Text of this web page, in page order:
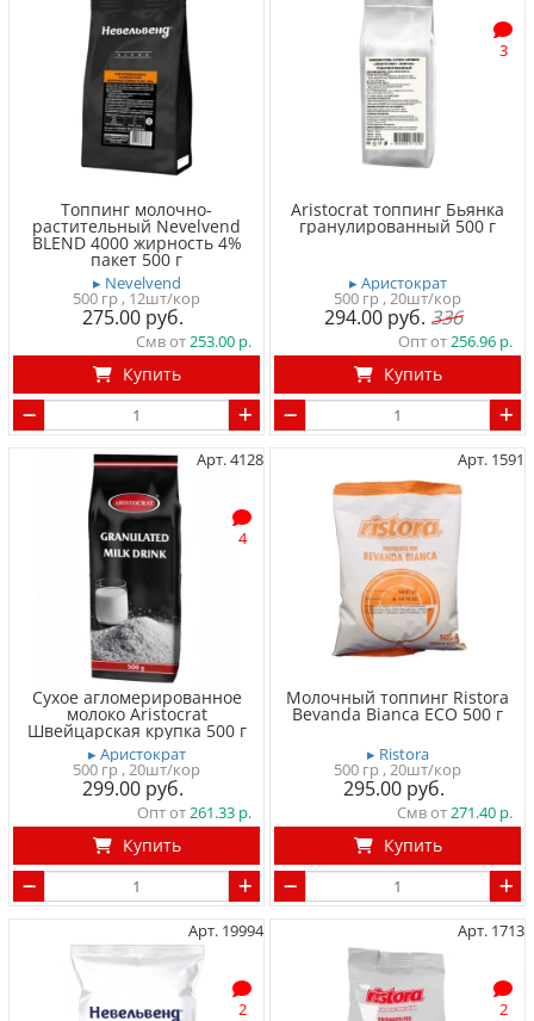
Топпинг молочно-
растительный Nevelvend
BLEND 4000 жирность 4%
пакет 500 г
▸ Nevelvend
500 гр , 12шт/кор
275.00
Смв от253.00
Купить
3
Aristocrat топпинг Бьянка
гранулированный 500 г
▸ Аристократ
500 гр , 20шт/кор
294.00 336
Опт от256.96
Купить
Арт. 4128
4
Сухое агломерированное
молоко Aristocrat
Швейцарская крупка 500 г
▸ Аристократ
500 гр , 20шт/кор
299.00
Опт от261.33
Купить
Арт. 1591
Молочный топпинг Ristora
Bevanda Bianca ECO 500 г
▸ Ristora
500 гр , 20шт/кор
295.00
Смв от271.40
Купить
Арт. 19994
2
Арт. 1713
2